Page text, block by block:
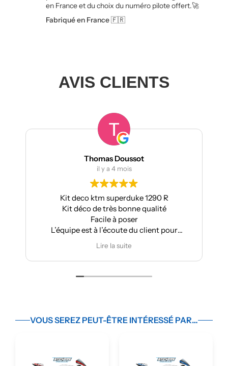
en France et du choix du numéro pilote offert.🚀
Fabriqué en France 🇫🇷
AVIS CLIENTS
superduke 1290 R
très bonne qualité
à l’écoute du client pour
Pour ma part, Kit déco
Aprilia : très bonne
Très bon suivi
VOUS SEREZ PEUT-ÊTRE INTÉRESSÉ PAR…